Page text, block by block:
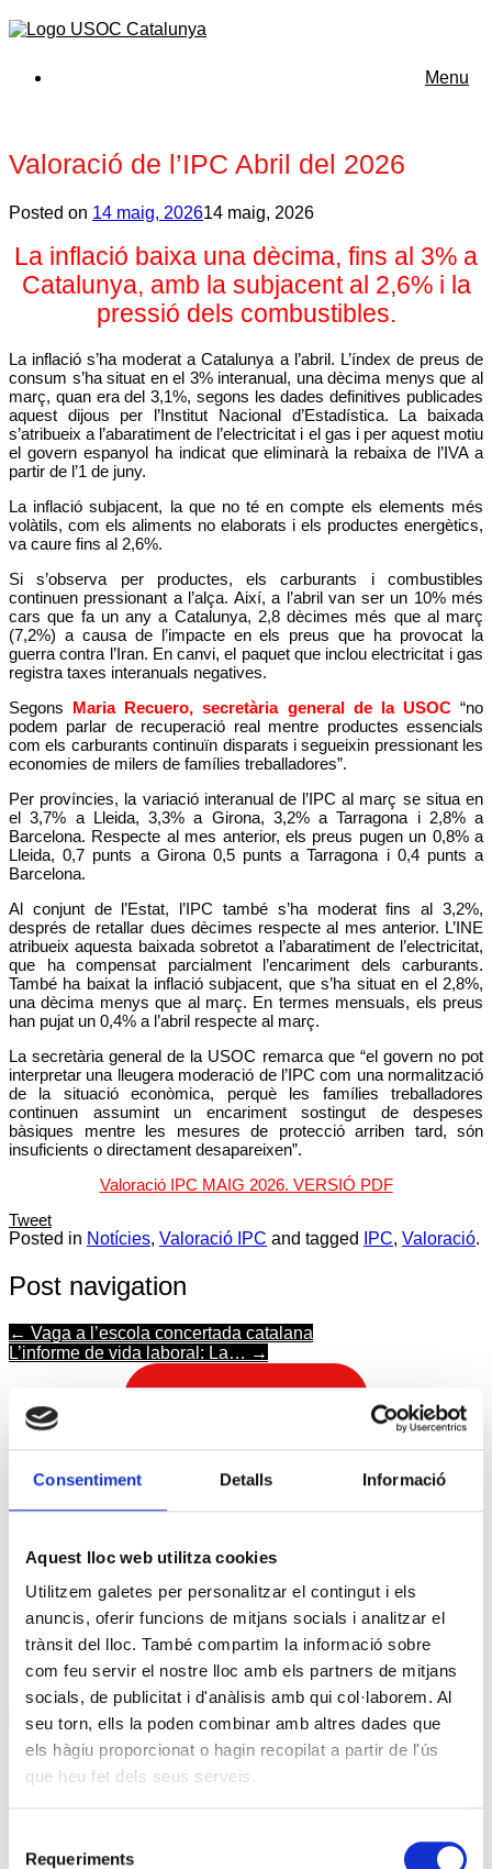
Consentiment Detalls Informació
Aquest lloc web utilitza cookies
Utilitzem galetes per personalitzar el contingut i els
anuncis, oferir funcions de mitjans socials i analitzar el
trànsit del lloc. També compartim la informació sobre
com feu servir el nostre lloc amb els partners de mitjans
socials, de publicitat i d'anàlisis amb qui col·laborem. Al
seu torn, ells la poden combinar amb altres dades que
els hàgiu proporcionat o hagin recopilat a partir de l'ús
que heu fet dels seus serveis.
Requeriments
Menu
Valoració de l’IPC Abril del 2026
Posted on 14 maig, 202614 maig, 2026
La inflació baixa una dècima, fins al 3% a
Catalunya, amb la subjacent al 2,6% i la
pressió dels combustibles.
La inflació s’ha moderat a Catalunya a l’abril. L’índex de preus de
consum s’ha situat en el 3% interanual, una dècima menys que al
març, quan era del 3,1%, segons les dades definitives publicades
aquest dijous per l’Institut Nacional d’Estadística. La baixada
s’atribueix a l’abaratiment de l’electricitat i el gas i per aquest motiu
el govern espanyol ha indicat que eliminarà la rebaixa de l’IVA a
partir de l’1 de juny.
La inflació subjacent, la que no té en compte els elements més
volàtils, com els aliments no elaborats i els productes energètics,
va caure fins al 2,6%.
Si s’observa per productes, els carburants i combustibles
continuen pressionant a l’alça. Així, a l’abril van ser un 10% més
cars que fa un any a Catalunya, 2,8 dècimes més que al març
(7,2%) a causa de l’impacte en els preus que ha provocat la
guerra contra l’Iran. En canvi, el paquet que inclou electricitat i gas
registra taxes interanuals negatives.
Segons Maria Recuero, secretària general de la USOC“no
podem parlar de recuperació real mentre productes essencials
com els carburants continuïn disparats i segueixin pressionant les
economies de milers de famílies treballadores”.
Per províncies, la variació interanual de l’IPC al març se situa en
el 3,7% a Lleida, 3,3% a Girona, 3,2% a Tarragona i 2,8% a
Barcelona. Respecte al mes anterior, els preus pugen un 0,8% a
Lleida, 0,7 punts a Girona 0,5 punts a Tarragona i 0,4 punts a
Barcelona.
Al conjunt de l’Estat, l’IPC també s’ha moderat fins al 3,2%,
després de retallar dues dècimes respecte al mes anterior. L’INE
atribueix aquesta baixada sobretot a l’abaratiment de l’electricitat,
que ha compensat parcialment l’encariment dels carburants.
També ha baixat la inflació subjacent, que s’ha situat en el 2,8%,
una dècima menys que al març. En termes mensuals, els preus
han pujat un 0,4% a l’abril respecte al març.
La secretària general de la USOC remarca que “el govern no pot
interpretar una lleugera moderació de l’IPC com una normalització
de la situació econòmica, perquè les famílies treballadores
continuen assumint un encariment sostingut de despeses
bàsiques mentre les mesures de protecció arriben tard, són
insuficients o directament desapareixen”.
Valoració IPC MAIG 2026. VERSIÓ PDF
Tweet
Posted in Notícies, Valoració IPC and tagged IPC, Valoració.
Post navigation
← Vaga a l’escola concertada catalana
L’informe de vida laboral: La… →
Afilia't a la USOC
APP USOC per Android
Posa't en contacte
Notícies
Notícies
Dl Dt Dc Dj Dv Ds Dg
1
2
17 18 19 20 21